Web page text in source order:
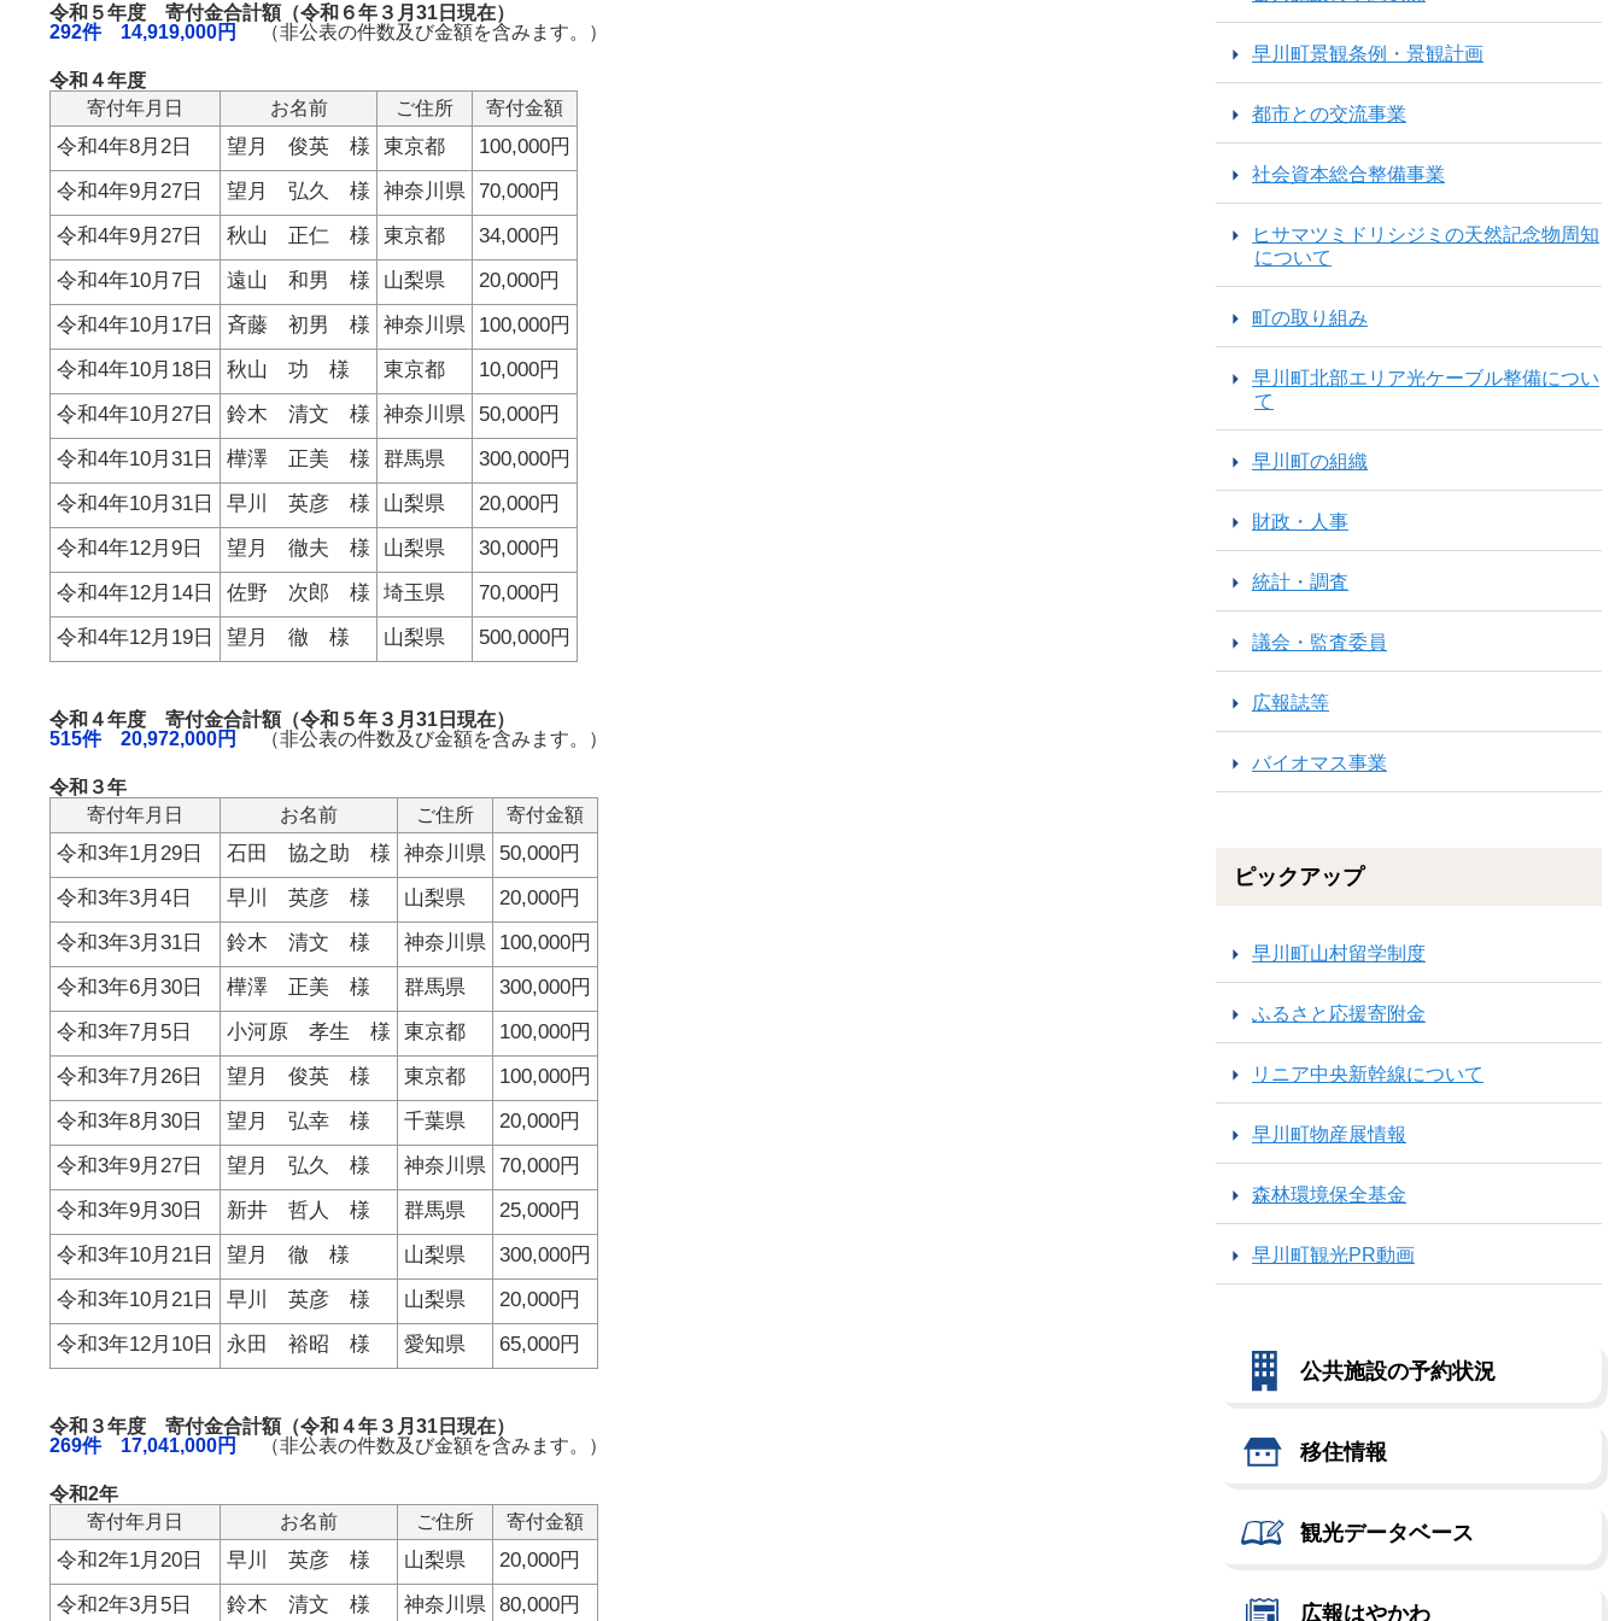
令和５年度 寄付金合計額（令和６年３月31日現在）
292件 14,919,000円
（非公表の件数及び金額を含みます。）
令和４年度
寄付年月日
お名前 ご住所 寄付金額
令和4年8月2日 望月 俊英 様 東京都
100,000円
令和4年9月27日
望月 弘久 様 神奈川県
70,000円
令和4年9月27日
秋山 正仁 様 東京都
34,000円
令和4年10月7日
遠山 和男 様 山梨県
20,000円
令和4年10月17日
斉藤 初男 様 神奈川県
100,000円
令和4年10月18日
秋山 功 様 東京都
10,000円
令和4年10月27日
鈴木 清文 様 神奈川県
50,000円
令和4年10月31日
樺澤 正美 様 群馬県
300,000円
令和4年10月31日
早川 英彦 様 山梨県
20,000円
令和4年12月9日
望月 徹夫 様 山梨県
30,000円
令和4年12月14日
佐野 次郎 様 埼玉県
70,000円
令和4年12月19日
望月 徹 様 山梨県 500,000円
令和４年度 寄付金合計額（令和５年３月31日現在）
515件 20,972,000円
（非公表の件数及び金額を含みます。）
令和３年
寄付年月日
お名前 ご住所 寄付金額
令和3年1月29日 石田 協之助 様 神奈川県
50,000円
令和3年3月4日
早川 英彦 様 山梨県
20,000円
令和3年3月31日
鈴木 清文 様 神奈川県
100,000円
令和3年6月30日
樺澤 正美 様 群馬県
300,000円
令和3年7月5日
小河原 孝生 様 東京都
100,000円
令和3年7月26日
望月 俊英 様 東京都
100,000円
令和3年8月30日
望月 弘幸 様 千葉県
20,000円
令和3年9月27日
望月 弘久 様 神奈川県
70,000円
令和3年9月30日
新井 哲人 様 群馬県
25,000円
令和3年10月21日
望月 徹 様 山梨県
300,000円
令和3年10月21日
早川 英彦 様 山梨県
20,000円
令和3年12月10日
永田 裕昭 様 愛知県 65,000円
令和３年度 寄付金合計額（令和４年３月31日現在）
269件 17,041,000円
（非公表の件数及び金額を含みます。）
令和2年
寄付年月日
お名前 ご住所 寄付金額
令和2年1月20日 早川 英彦 様 山梨県
20,000円
令和2年3月5日
鈴木 清文 様 神奈川県 80,000円
早川町景観条例・景観計画
都市との交流事業
社会資本総合整備事業
ヒサマツミドリシジミの天然記念物周知
について
町の取り組み
早川町北部エリア光ケーブル整備につい
て
早川町の組織
財政・人事
統計・調査
議会・監査委員
広報誌等
バイオマス事業
ピックアップ
早川町山村留学制度
ふるさと応援寄附金
リニア中央新幹線について
早川町物産展情報
森林環境保全基金
早川町観光PR動画
公共施設の予約状況
移住情報
観光データベース
広報はやかわ